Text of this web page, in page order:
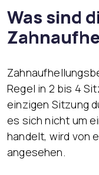
Was sind
Regel in 2 bis 4
einzigen Sitzung
es sich nicht um
handelt, wird von
angesehen.